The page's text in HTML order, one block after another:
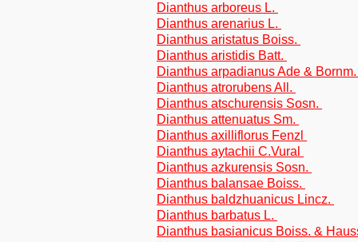
Dianthus arboreus L.
Dianthus arenarius L.
Dianthus aristatus Boiss.
Dianthus aristidis Batt.
Dianthus arpadianus Ade &
Dianthus atrorubens All.
Dianthus atschurensis Sosn.
Dianthus attenuatus Sm.
Dianthus axilliflorus Fenzl
Dianthus aytachii C.Vural
Dianthus azkurensis Sosn.
Dianthus balansae Boiss.
Dianthus baldzhuanicus Lincz.
Dianthus barbatus L.
Dianthus basianicus Boiss. &